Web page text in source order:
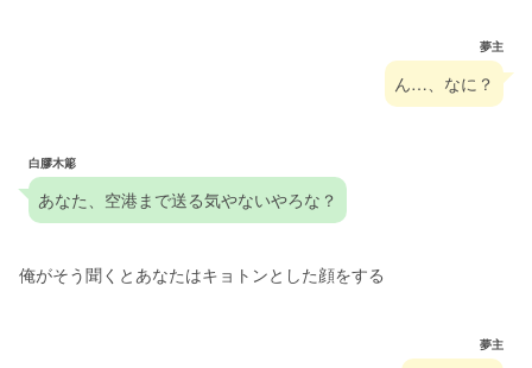
夢主
ん…、なに？
白膠木簓
あなた、空港まで送る気やないやろな？
俺がそう聞くとあなたはキョトンとした顔をする
夢主